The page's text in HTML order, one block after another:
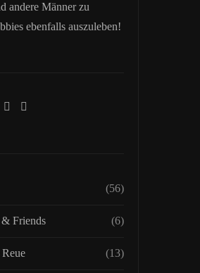
andere Männer zu
ebenfalls auszuleben!
(56)
Friends (6)
(13)